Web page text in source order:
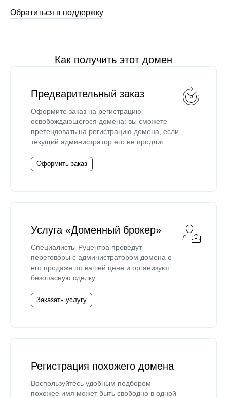
Обратиться в поддержку
Как получить этот домен
Предварительный заказ
Оформите заказ на регистрацию
освобождающегося домена: вы сможете
претендовать на регистрацию домена, если
текущий администратор его не продлит.
Оформить заказ
Услуга «Доменный брокер»
Специалисты Руцентра проведут
переговоры с администратором домена о
его продаже по вашей цене и организуют
безопасную сделку.
Заказать услугу
Регистрация похожего домена
Воспользуйтесь удобным подбором —
похожее имя может быть свободно в одной